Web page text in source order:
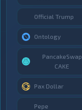
Official Trump
Ontology
PancakeSwap
CAKE
Pax Dollar
Pepe